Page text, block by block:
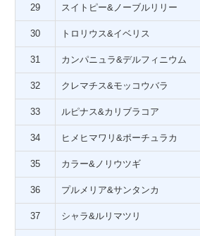
29 スイトピー&ノーブルリリー
30 トロリウス&イベリス
31 カンパニュラ&デルフィニウム
32 クレマチス&モッコウバラ
33 ルピナス&カリブラコア
34 ヒメヒマワリ&ポーチュラカ
35 カラー&ノリウツギ
36 プルメリア&サンタンカ
37 シャラ&ルリマツリ